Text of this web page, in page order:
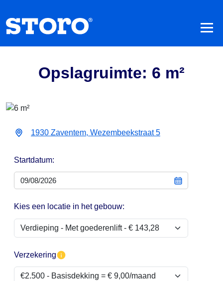
Opslagruimte: 6 m²
1930 Zaventem, Wezembeekstraat 5
Startdatum:
Kies een locatie in het gebouw:
Verzekering